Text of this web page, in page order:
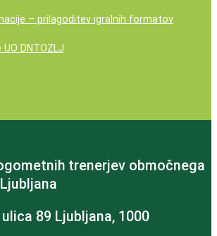
trenerjev območnega
89 Ljubljana, 1000
– prilagoditev igralnih formatov
DNTOZLJ